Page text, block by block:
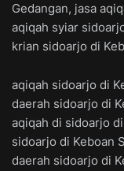
Gedangan, jasa
aqiqah syiar
krian sidoarjo di
aqiqah sidoarjo di
daerah sidoarjo di
aqiqah di sidoarjo
sidoarjo di Keboan
daerah sidoarjo di